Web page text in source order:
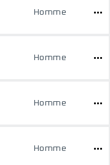
Homme
Homme
Homme
Homme